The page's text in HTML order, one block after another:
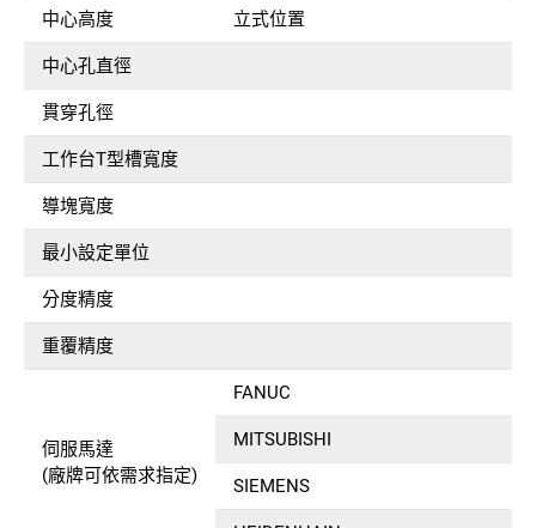
中心高度 立式位置
中心孔直徑
貫穿孔徑
工作台T型槽寬度
導塊寬度
最小設定單位
分度精度
重覆精度
伺服馬達
(廠牌可依需求指定)
FANUC
MITSUBISHI
SIEMENS